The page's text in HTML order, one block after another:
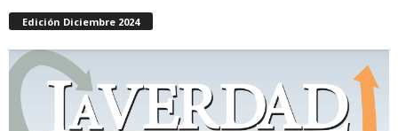
Edición Diciembre 2024